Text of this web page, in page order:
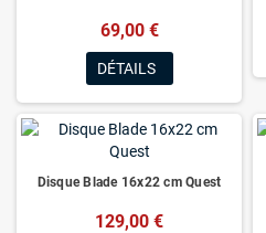
69,00 €
DÉTAILS
Disque Blade 16x22 cm Quest
129,00 €